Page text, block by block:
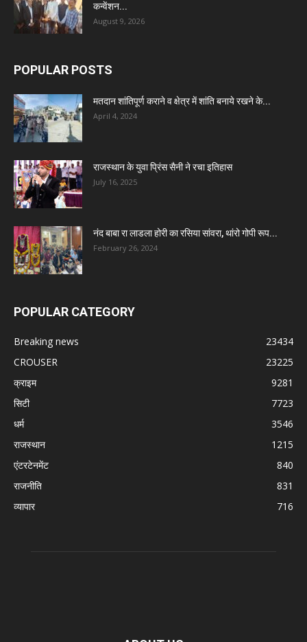
कन्वेंशन...
August 9, 2026
POPULAR POSTS
मतदान शांतिपूर्ण कराने व क्षेत्र में शांति बनाये रखने के...
April 4, 2024
राजस्थान के युवा प्रिंस सैनी ने रचा इतिहास
July 16, 2025
नंद बाबा रा लाडला होरी का रसिया सांवरा, थांरो गोपी रूप...
February 26, 2024
POPULAR CATEGORY
Breaking news
23434
CROUSER
23225
क्राइम
9281
सिटी
7723
धर्म
3546
राजस्थान
1215
एंटरटेनमेंट
840
राजनीति
831
व्यापार
716